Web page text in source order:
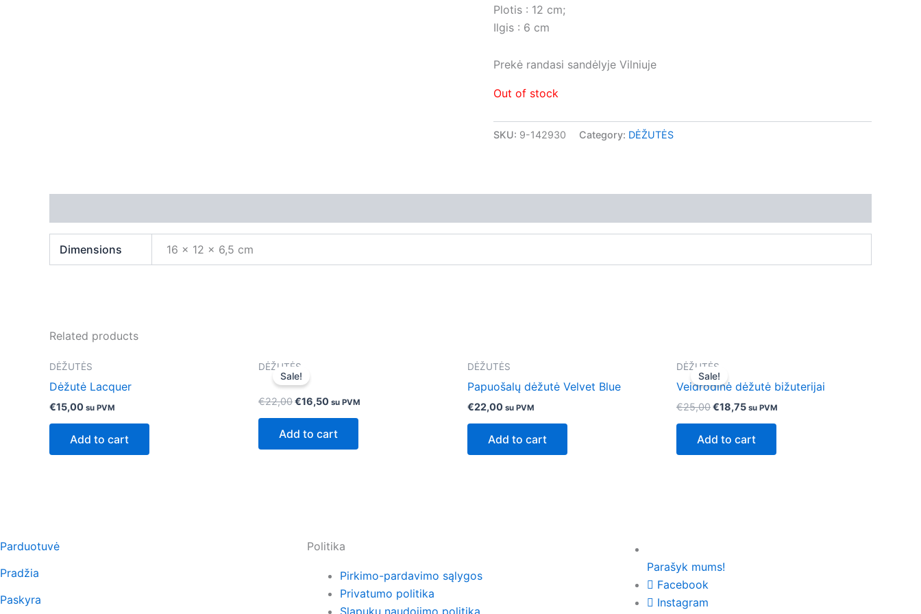
Plotis : 12 cm;
Ilgis : 6 cm
Prekė randasi sandėlyje Vilniuje
Out of stock
SKU: 9-142930 Category: DĖŽUTĖS
Dimensions 16 × 12 × 6,5 cm
Related products
DĖŽUTĖS
Dėžutė Lacquer
€15,00 su PVM
Add to cart
Sale!
DĖŽUTĖS
€22,00
price
was:
€16,50 su PVM
Add to cart
DĖŽUTĖS
Papuošalų dėžutė Velvet Blue
€22,00 su PVM
Add to cart
Sale!
DĖŽUTĖS
Veidrodinė dėžutė bižuterijai
€25,00
price
was:
€25,00.
€18,75
is:
€18,75.
su PVM
Add to cart
Parduotuvė
Pradžia
Paskyra
Politika
Pirkimo-pardavimo sąlygos
Privatumo politika
Parašyk mums!
Facebook
Instagram